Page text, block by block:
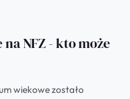
NFZ - kto może
wiekowe zostało